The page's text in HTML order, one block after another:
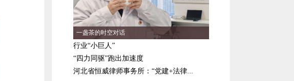
一盏茶的时空对话
行业“小巨人”
“四力同驱”跑出加速度
河北省恒威律师事务所：“党建+法律...